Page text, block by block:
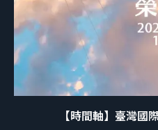
【時間軸】臺灣國